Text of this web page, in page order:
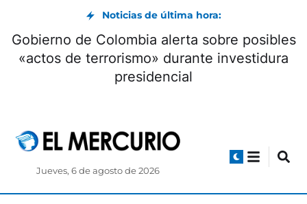
Noticias de última hora:
Monseñor Marcos Pérez cumple una década
como arzobispo de Cuenca
Jueves, 6 de agosto de 2026